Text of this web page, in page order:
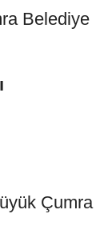
Belediye
Çumra